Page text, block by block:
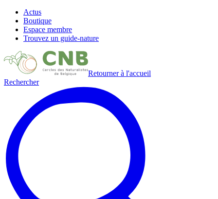
Actus
Boutique
Espace membre
Trouvez un guide-nature
Retourner à l'accueil
Rechercher